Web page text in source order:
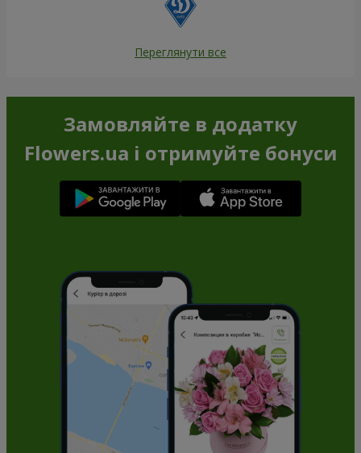
Переглянути все
Замовляйте в додатку
Flowers.ua і отримуйте бонуси